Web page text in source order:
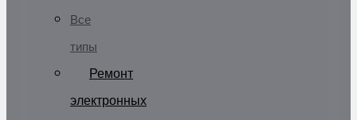
Все
типы
Ремонт
электронных